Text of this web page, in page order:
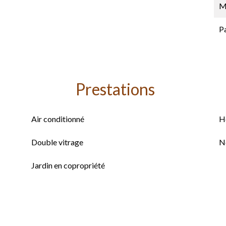
Prestations
Air conditionné
Double vitrage
Jardin en copropriété